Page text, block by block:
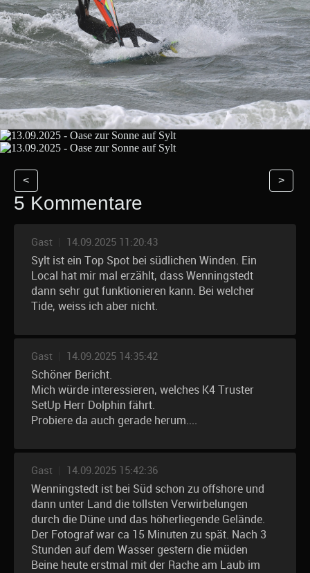
< >
5 Kommentare
Gast 14.09.2025 11:20:43
Sylt ist ein Top Spot bei südlichen Winden. Ein
Local hat mir mal erzählt, dass Wenningstedt
dann sehr gut funktionieren kann. Bei welcher
Tide, weiss ich aber nicht.
Gast 14.09.2025 14:35:42
Schöner Bericht.
Mich würde interessieren, welches K4 Truster
SetUp Herr Dolphin fährt.
Probiere da auch gerade herum....
Gast 14.09.2025 15:42:36
Wenningstedt ist bei Süd schon zu offshore und
dann unter Land die tollsten Verwirbelungen
durch die Düne und das höherliegende Gelände.
Der Fotograf war ca 15 Minuten zu spät. Nach 3
Stunden auf dem Wasser gestern die müden
Beine heute erstmal mit der Rache am Laub im